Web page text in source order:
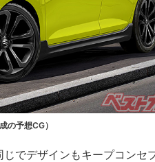
の予想CG）
でデザインもキープコンセ